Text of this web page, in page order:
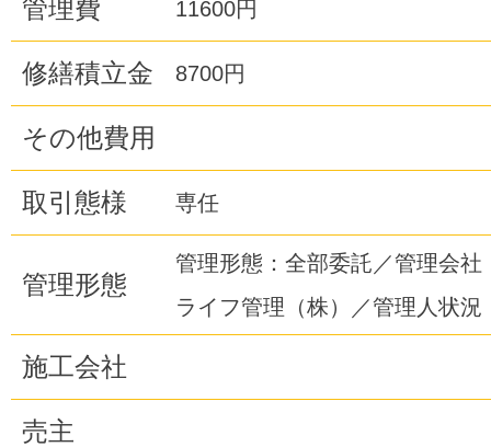
管理費 11600円
修繕積立金 8700円
その他費用
取引態様 専任
管理形態
管理形態：全部委託／管理会社
ライフ管理（株）／管理人状況
施工会社
売主